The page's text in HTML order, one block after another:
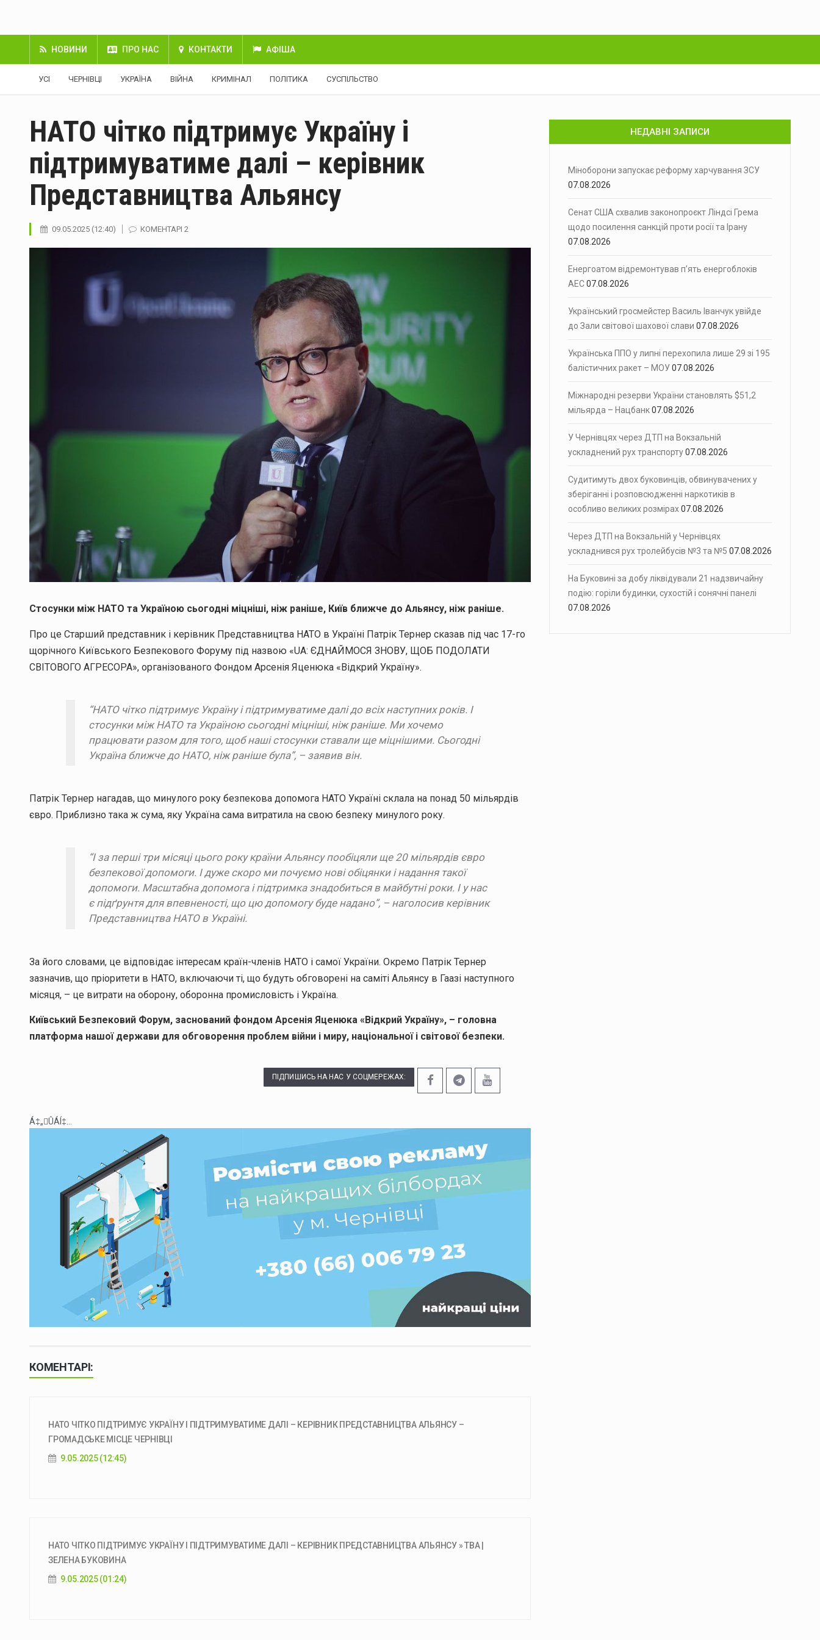
НОВИНИ ПРО НАС КОНТАКТИ АФІША
УСІ ЧЕРНІВЦІ УКРАЇНА ВІЙНА КРИМІНАЛ ПОЛІТИКА СУСПІЛЬСТВО
НАТО чітко підтримує Україну і
підтримуватиме далі – керівник
Представництва Альянсу
09.05.2025 (12:40) КОМЕНТАРІ 2
Стосунки між НАТО та Україною сьогодні міцніші, ніж раніше, Київ ближче до Альянсу, ніж раніше.
Про це Старший представник і керівник Представництва НАТО в Україні Патрік Тернер сказав під час 17-го
щорічного Київського Безпекового Форуму під назвою «UA: ЄДНАЙМОСЯ ЗНОВУ, ЩОБ ПОДОЛАТИ
СВІТОВОГО АГРЕСОРА», організованого Фондом Арсенія Яценюка «Відкрий Україну».
“НАТО чітко підтримує Україну і підтримуватиме далі до всіх наступних років. І
стосунки між НАТО та Україною сьогодні міцніші, ніж раніше. Ми хочемо
працювати разом для того, щоб наші стосунки ставали ще міцнішими. Сьогодні
Україна ближче до НАТО, ніж раніше була”, – заявив він.
Патрік Тернер нагадав, що минулого року безпекова допомога НАТО Україні склала на понад 50 мільярдів
євро. Приблизно така ж сума, яку Україна сама витратила на свою безпеку минулого року.
“І за перші три місяці цього року країни Альянсу пообіцяли ще 20 мільярдів євро
безпекової допомоги. І дуже скоро ми почуємо нові обіцянки і надання такої
допомоги. Масштабна допомога і підтримка знадобиться в майбутні роки. І у нас
є підґрунтя для впевненості, що цю допомогу буде надано”, – наголосив керівник
Представництва НАТО в Україні.
За його словами, це відповідає інтересам країн-членів НАТО і самої України. Окремо Патрік Тернер
зазначив, що пріоритети в НАТО, включаючи ті, що будуть обговорені на саміті Альянсу в Гаазі наступного
місяця, – це витрати на оборону, оборонна промисловість і Україна.
Київський Безпековий Форум, заснований фондом Арсенія Яценюка «Відкрий Україну», – головна
платформа нашої держави для обговорення проблем війни і миру, національної і світової безпеки.
ПІДПИШИСЬ НА НАС У СОЦМЕРЕЖАХ:
Á‡„ÛÁÍ‡...
КОМЕНТАРІ:
НАТО ЧІТКО ПІДТРИМУЄ УКРАЇНУ І ПІДТРИМУВАТИМЕ ДАЛІ – КЕРІВНИК ПРЕДСТАВНИЦТВА АЛЬЯНСУ –
ГРОМАДСЬКЕ МІСЦЕ ЧЕРНІВЦІ
9.05.2025 (12:45)
НАТО ЧІТКО ПІДТРИМУЄ УКРАЇНУ І ПІДТРИМУВАТИМЕ ДАЛІ – КЕРІВНИК ПРЕДСТАВНИЦТВА АЛЬЯНСУ » ТВА |
ЗЕЛЕНА БУКОВИНА
9.05.2025 (01:24)
НЕДАВНІ ЗАПИСИ
Міноборони запускає реформу харчування ЗСУ
07.08.2026
Сенат США схвалив законопроєкт Ліндсі Грема
щодо посилення санкцій проти росії та Ірану
07.08.2026
Енергоатом відремонтував п’ять енергоблоків
АЕС07.08.2026
Український гросмейстер Василь Іванчук увійде
до Зали світової шахової слави 07.08.2026
Українська ППО у липні перехопила лише 29 зі 195
балістичних ракет – МОУ07.08.2026
Міжнародні резерви України становлять $51,2
мільярда – Нацбанк07.08.2026
У Чернівцях через ДТП на Вокзальній
ускладнений рух транспорту07.08.2026
Судитимуть двох буковинців, обвинувачених у
зберіганні і розповсюдженні наркотиків в
особливо великих розмірах07.08.2026
Через ДТП на Вокзальній у Чернівцях
ускладнився рух тролейбусів №3 та №5 07.08.2026
На Буковині за добу ліквідували 21 надзвичайну
подію: горіли будинки, сухостій і сонячні панелі
07.08.2026